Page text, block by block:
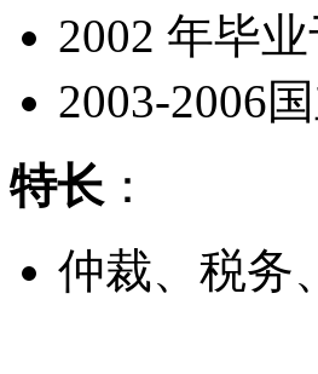
2002 年毕
2003-2006
特长 ：
仲裁、税务